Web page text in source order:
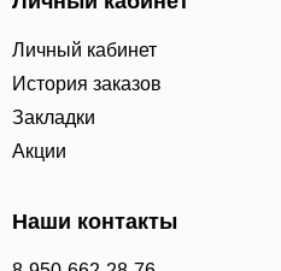
Личный кабинет
История заказов
Закладки
Акции
Наши контакты